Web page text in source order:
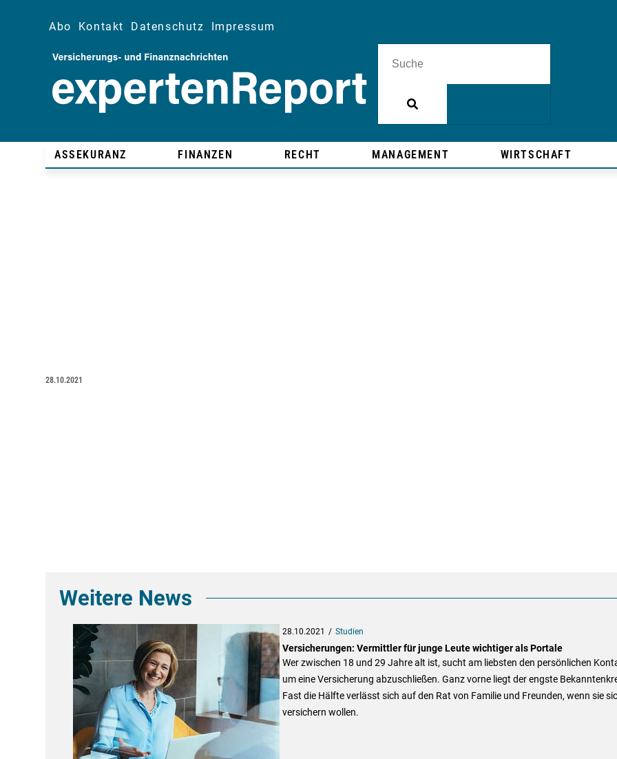
Abo Kontakt Datenschutz Impressum
ASSEKURANZ FINANZEN RECHT MANAGEMENT WIRTSCHAFT
28.10.2021
Weitere News
28.10.2021 Studien
Versicherungen: Vermittler für junge Leute wichtiger als Portale
Wer zwischen 18 und 29 Jahre alt ist, sucht am liebsten den persönlichen
um eine Versicherung abzuschließen. Ganz vorne liegt der engste
Fast die Hälfte verlässt sich auf den Rat von Familie und Freunden, wenn sie
versichern wollen.